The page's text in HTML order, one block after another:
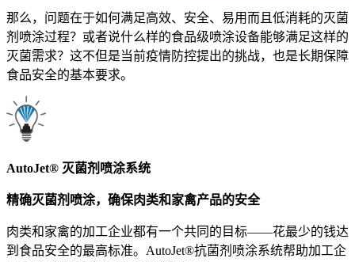
那么，问题在于如何满足高效、安全、易用而且低消耗的灭菌
剂喷涂过程？或者说什么样的食品级喷涂设备能够满足这样的
灭菌需求？这不但是当前疫情防控提出的挑战，也是长期保障
食品安全的基本要求。
AutoJet® 灭菌剂喷涂系统
精确灭菌剂喷涂，确保肉类和家禽产品的安全
肉类和家禽的加工企业都有一个共同的目标——花最少的钱达
到食品安全的最高标准。AutoJet®抗菌剂喷涂系统帮助加工企